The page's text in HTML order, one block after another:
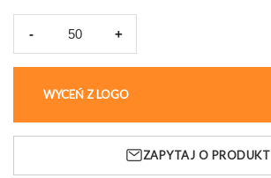
-
plastikowy
z
metalowym
+
WYCEŃ Z LOGO
ZAPYTAJ O PRODUKT